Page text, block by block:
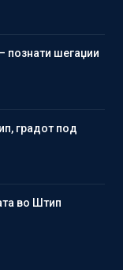
познати шегаџии
градот под
во Штип